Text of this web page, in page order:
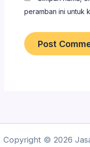
peramban ini untuk
Copyright © 2026